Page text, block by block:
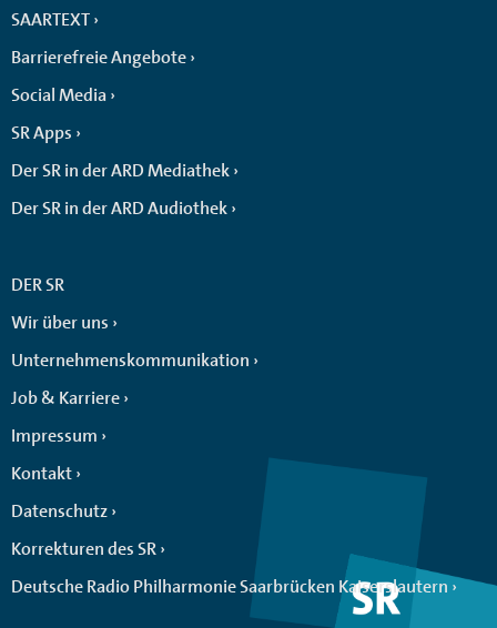
SAARTEXT
Barrierefreie Angebote
Social Media
SR Apps
Der SR in der ARD Mediathek
Der SR in der ARD Audiothek
DER SR
Wir über uns
Unternehmenskommunikation
Job & Karriere
Impressum
Kontakt
Datenschutz
Korrekturen des SR
Deutsche Radio Philharmonie Saarbrücken Kaiserslautern